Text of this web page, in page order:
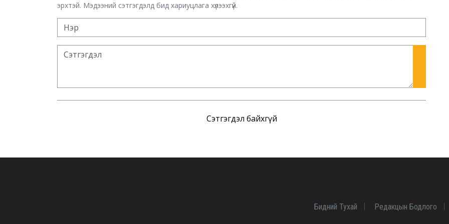
эрхтэй. Мэдээний сэтгэгдэлд бид хариуцлага хүлээхгүй.
Сэтгэгдэл байхгүй
Бидний Тухай Редакцын Бодлого